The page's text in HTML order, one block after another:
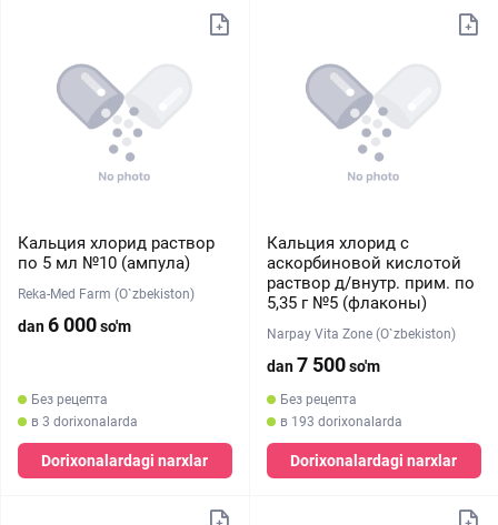
Кальция хлорид раствор
по 5 мл №10 (ампула)
Reka-Med Farm (O`zbekiston)
dan6 000so'm
Без рецепта
в 3 dorixonalarda
Dorixonalardagi narxlar
Кальция хлорид с
аскорбиновой кислотой
раствор д/внутр. прим. по
5,35 г №5 (флаконы)
Narpay Vita Zone (O`zbekiston)
dan7 500so'm
Без рецепта
в 193 dorixonalarda
Dorixonalardagi narxlar